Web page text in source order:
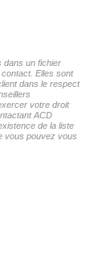
dans un fichier
Elles sont
dans le respect
votre droit
ACD
de la liste
vous pouvez vous